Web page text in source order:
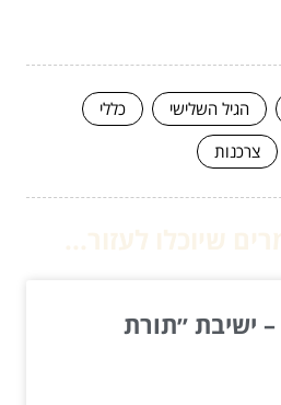
הגיל השלישי
כללי
צרכנות
ישיבת ״תורת